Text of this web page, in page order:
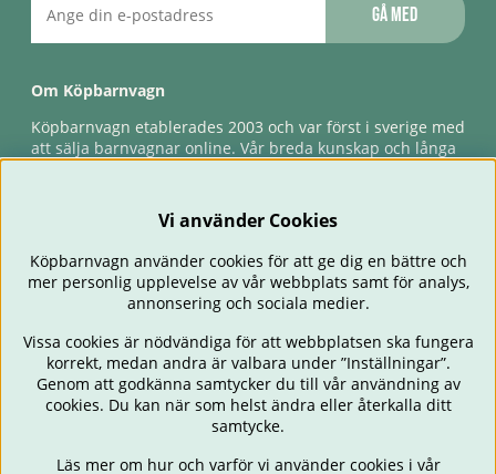
Gå med
Om Köpbarnvagn
Köpbarnvagn etablerades 2003 och var först i sverige med
att sälja barnvagnar online. Vår breda kunskap och långa
förlossningsgaranti & förlängd ångerrätt.
BARNVAGNAR BILSTOLAR BABY ÄTA & MATA
RESA
Vi använder Cookies
Köpbarnvagn använder cookies för att ge dig en bättre och
mer personlig upplevelse av vår webbplats samt för analys,
annonsering och sociala medier.
Vissa cookies är nödvändiga för att webbplatsen ska fungera
korrekt, medan andra är valbara under ”Inställningar”.
Genom att godkänna samtycker du till vår användning av
cookies. Du kan när som helst ändra eller återkalla ditt
samtycke.
Läs mer om hur och varför vi använder cookies i vår